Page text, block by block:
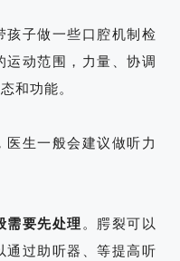
孩子做一些口腔机制检
动范围，力量、协调
和功能。
生一般会建议做听力
需要先处理 。腭裂可以
通过助听器、等提高听